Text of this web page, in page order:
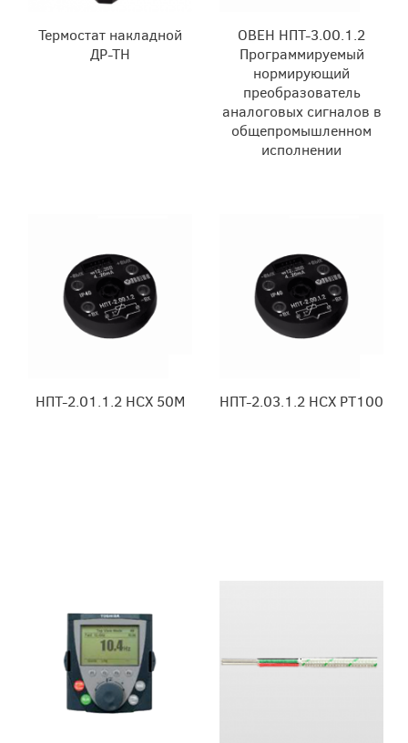
Термостат накладной
ДР-ТН
ОВЕН НПТ-3.00.1.2
Программируемый
нормирующий
преобразователь
аналоговых сигналов в
общепромышленном
исполнении
НПТ-2.01.1.2 НСХ 50М НПТ-2.03.1.2 НСХ РТ100